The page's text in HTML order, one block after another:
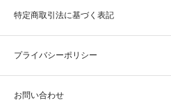
特定商取引法に基づく表記
プライバシーポリシー
お問い合わせ